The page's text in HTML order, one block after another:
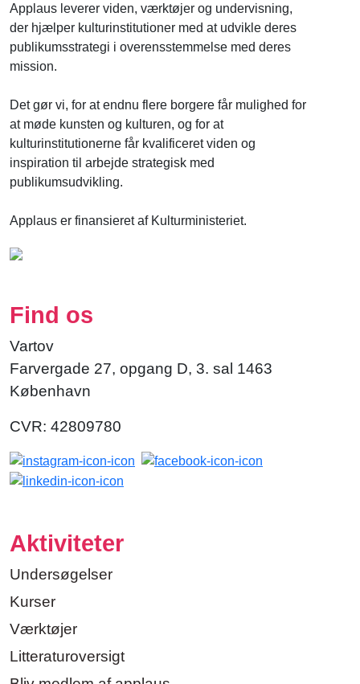
Applaus leverer viden, værktøjer og undervisning,
der hjælper kulturinstitutioner med at udvikle deres
publikumsstrategi i overensstemmelse med deres
mission.
Det gør vi, for at endnu flere borgere får mulighed for
at møde kunsten og kulturen, og for at
kulturinstitutionerne får kvalificeret viden og
inspiration til arbejde strategisk med
publikumsudvikling.
Applaus er finansieret af Kulturministeriet.
Find os
Vartov
Farvergade 27, opgang D, 3. sal 1463
København
CVR: 42809780
Aktiviteter
Undersøgelser
Kurser
Værktøjer
Litteraturoversigt